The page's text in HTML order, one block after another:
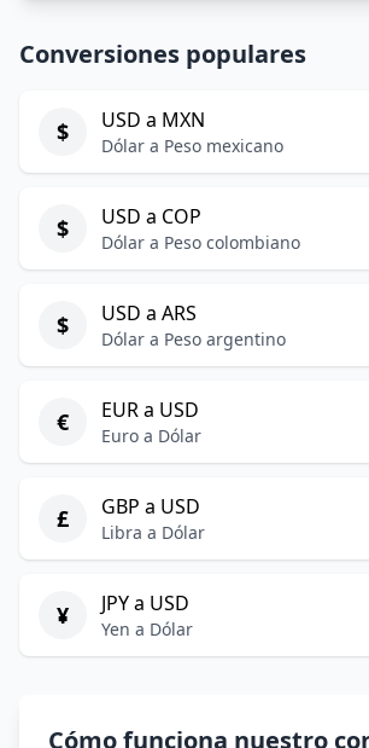
Conversiones populares
$ USD a MXN
Dólar a Peso mexicano
$ USD a COP
Dólar a Peso colombiano
$ USD a ARS
Dólar a Peso argentino
€ EUR a USD
Euro a Dólar
£ GBP a USD
Libra a Dólar
¥ JPY a USD
Yen a Dólar
Cómo funciona nuestro